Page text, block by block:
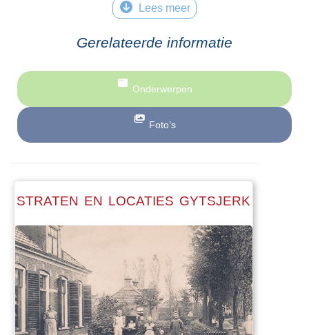
Lees meer
Gerelateerde informatie
Onderwerpen
Foto’s
STRATEN EN LOCATIES GYTSJERK